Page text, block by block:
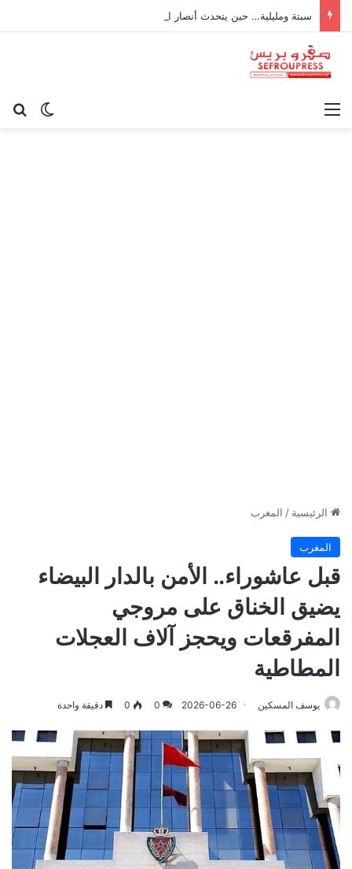
سبتة ومليلية… حين يتحدث أنصار الديمقراطية بلسان الاستعمار
الوضع القائمة
الرئيسية / المغرب
المغرب
قبل عاشوراء.. الأمن بالدار البيضاء
يضيق الخناق على مروجي
المفرقعات ويحجز آلاف العجلات
المطاطية
يوسف المسكين 2026-06-26
0
0 دقيقة واحدة